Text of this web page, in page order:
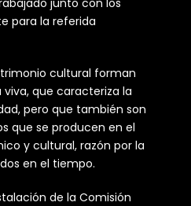
para la referida
cultural forman
que caracteriza la
pero que también son
que se producen en el
y cultural, razón por la
en el tiempo.
de la Comisión